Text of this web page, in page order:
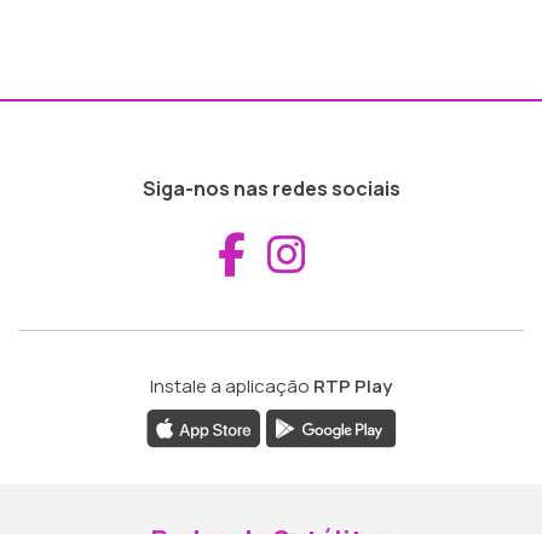
Siga-nos nas redes sociais
Aceder ao
Instale a aplicação RTP Play